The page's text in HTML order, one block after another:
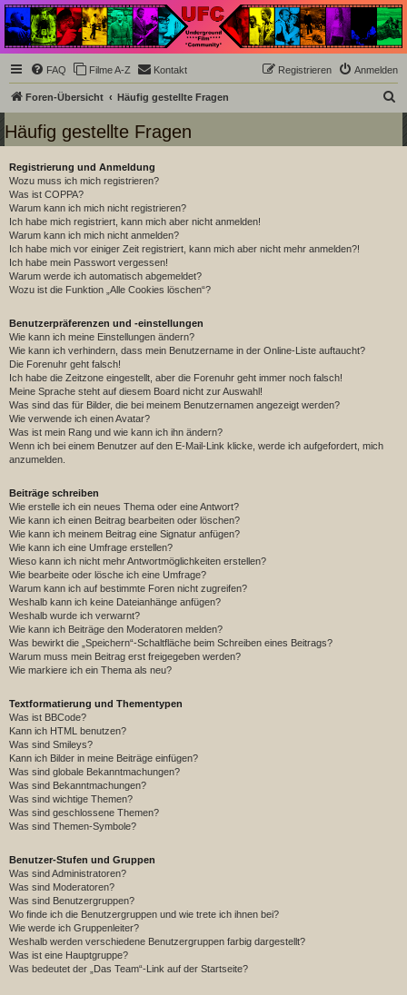
Underground Film
Community
Die Underground Film Community ist ein deutschsprachiges Filmforum und ein Paradies
für Cineasten und Filmsüchtige jenseits des Mainstreams.
FAQ Filme A-Z Kontakt Anmelden
Registrieren
Foren-Übersicht Häufig gestellte Fragen
Häufig gestellte Fragen
Registrierung und Anmeldung
Wozu muss ich mich registrieren?
Was ist COPPA?
Warum kann ich mich nicht registrieren?
Ich habe mich registriert, kann mich aber nicht anmelden!
Warum kann ich mich nicht anmelden?
Ich habe mich vor einiger Zeit registriert, kann mich aber nicht mehr anmelden?!
Ich habe mein Passwort vergessen!
Warum werde ich automatisch abgemeldet?
Wozu ist die Funktion „Alle Cookies löschen“?
Benutzerpräferenzen und -einstellungen
Wie kann ich meine Einstellungen ändern?
Wie kann ich verhindern, dass mein Benutzername in der Online-Liste auftaucht?
Die Forenuhr geht falsch!
Ich habe die Zeitzone eingestellt, aber die Forenuhr geht immer noch falsch!
Meine Sprache steht auf diesem Board nicht zur Auswahl!
Was sind das für Bilder, die bei meinem Benutzernamen angezeigt werden?
Wie verwende ich einen Avatar?
Was ist mein Rang und wie kann ich ihn ändern?
Wenn ich bei einem Benutzer auf den E-Mail-Link klicke, werde ich aufgefordert, mich
anzumelden.
Beiträge schreiben
Wie erstelle ich ein neues Thema oder eine Antwort?
Wie kann ich einen Beitrag bearbeiten oder löschen?
Wie kann ich meinem Beitrag eine Signatur anfügen?
Wie kann ich eine Umfrage erstellen?
Wieso kann ich nicht mehr Antwortmöglichkeiten erstellen?
Wie bearbeite oder lösche ich eine Umfrage?
Warum kann ich auf bestimmte Foren nicht zugreifen?
Weshalb kann ich keine Dateianhänge anfügen?
Weshalb wurde ich verwarnt?
Wie kann ich Beiträge den Moderatoren melden?
Was bewirkt die „Speichern“-Schaltfläche beim Schreiben eines Beitrags?
Warum muss mein Beitrag erst freigegeben werden?
Wie markiere ich ein Thema als neu?
Textformatierung und Thementypen
Was ist BBCode?
Kann ich HTML benutzen?
Was sind Smileys?
Kann ich Bilder in meine Beiträge einfügen?
Was sind globale Bekanntmachungen?
Was sind Bekanntmachungen?
Was sind wichtige Themen?
Was sind geschlossene Themen?
Was sind Themen-Symbole?
Benutzer-Stufen und Gruppen
Was sind Administratoren?
Was sind Moderatoren?
Was sind Benutzergruppen?
Wo finde ich die Benutzergruppen und wie trete ich ihnen bei?
Wie werde ich Gruppenleiter?
Weshalb werden verschiedene Benutzergruppen farbig dargestellt?
Was ist eine Hauptgruppe?
Was bedeutet der „Das Team“-Link auf der Startseite?